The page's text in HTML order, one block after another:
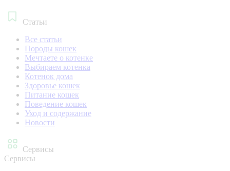
Статьи
Все статьи
Породы кошек
Мечтаете о котенке
Выбираем котенка
Котенок дома
Здоровье кошек
Питание кошек
Поведение кошек
Уход и содержание
Новости
Сервисы
Сервисы